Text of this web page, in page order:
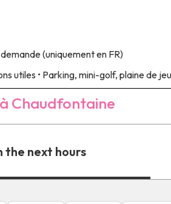
(uniquement en FR)
utiles • Parking, mini-golf, plaine de
Chaudfontaine
the next hours